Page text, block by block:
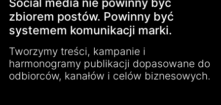
zbiorem postów. Powinny być
systemem komunikacji marki.
Tworzymy treści, kampanie i
harmonogramy publikacji dopasowane do
odbiorców, kanałów i celów biznesowych.